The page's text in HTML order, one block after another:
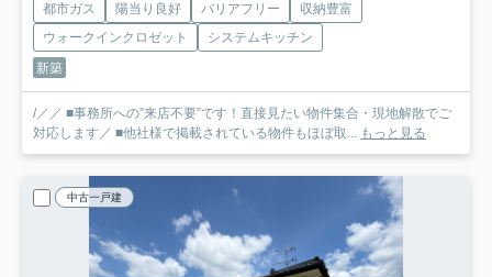
都市ガス 陽当り良好 バリアフリー
収納豊富
ウォークインクロゼット
システムキッチン
新築
/／／ ■事務所への”来店不要”です！直接見たい物件集合・現地解散でご
対応します／ ■他社様で掲載されている物件もほぼ取... もっと見る
中古一戸建